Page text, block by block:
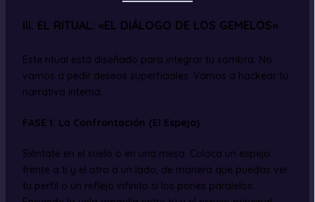
III. EL RITUAL: «EL DIÁLOGO DE LOS GEMELOS»
Este ritual está diseñado para integrar tu sombra. No
vamos a pedir deseos superficiales. Vamos a hackear tu
narrativa interna.
FASE 1: La Confrontación (El Espejo)
Siéntate en el suelo o en una mesa. Coloca un espejo
frente a ti y el otro a un lado, de manera que puedas ver
tu perfil o un reflejo infinito si los pones paralelos.